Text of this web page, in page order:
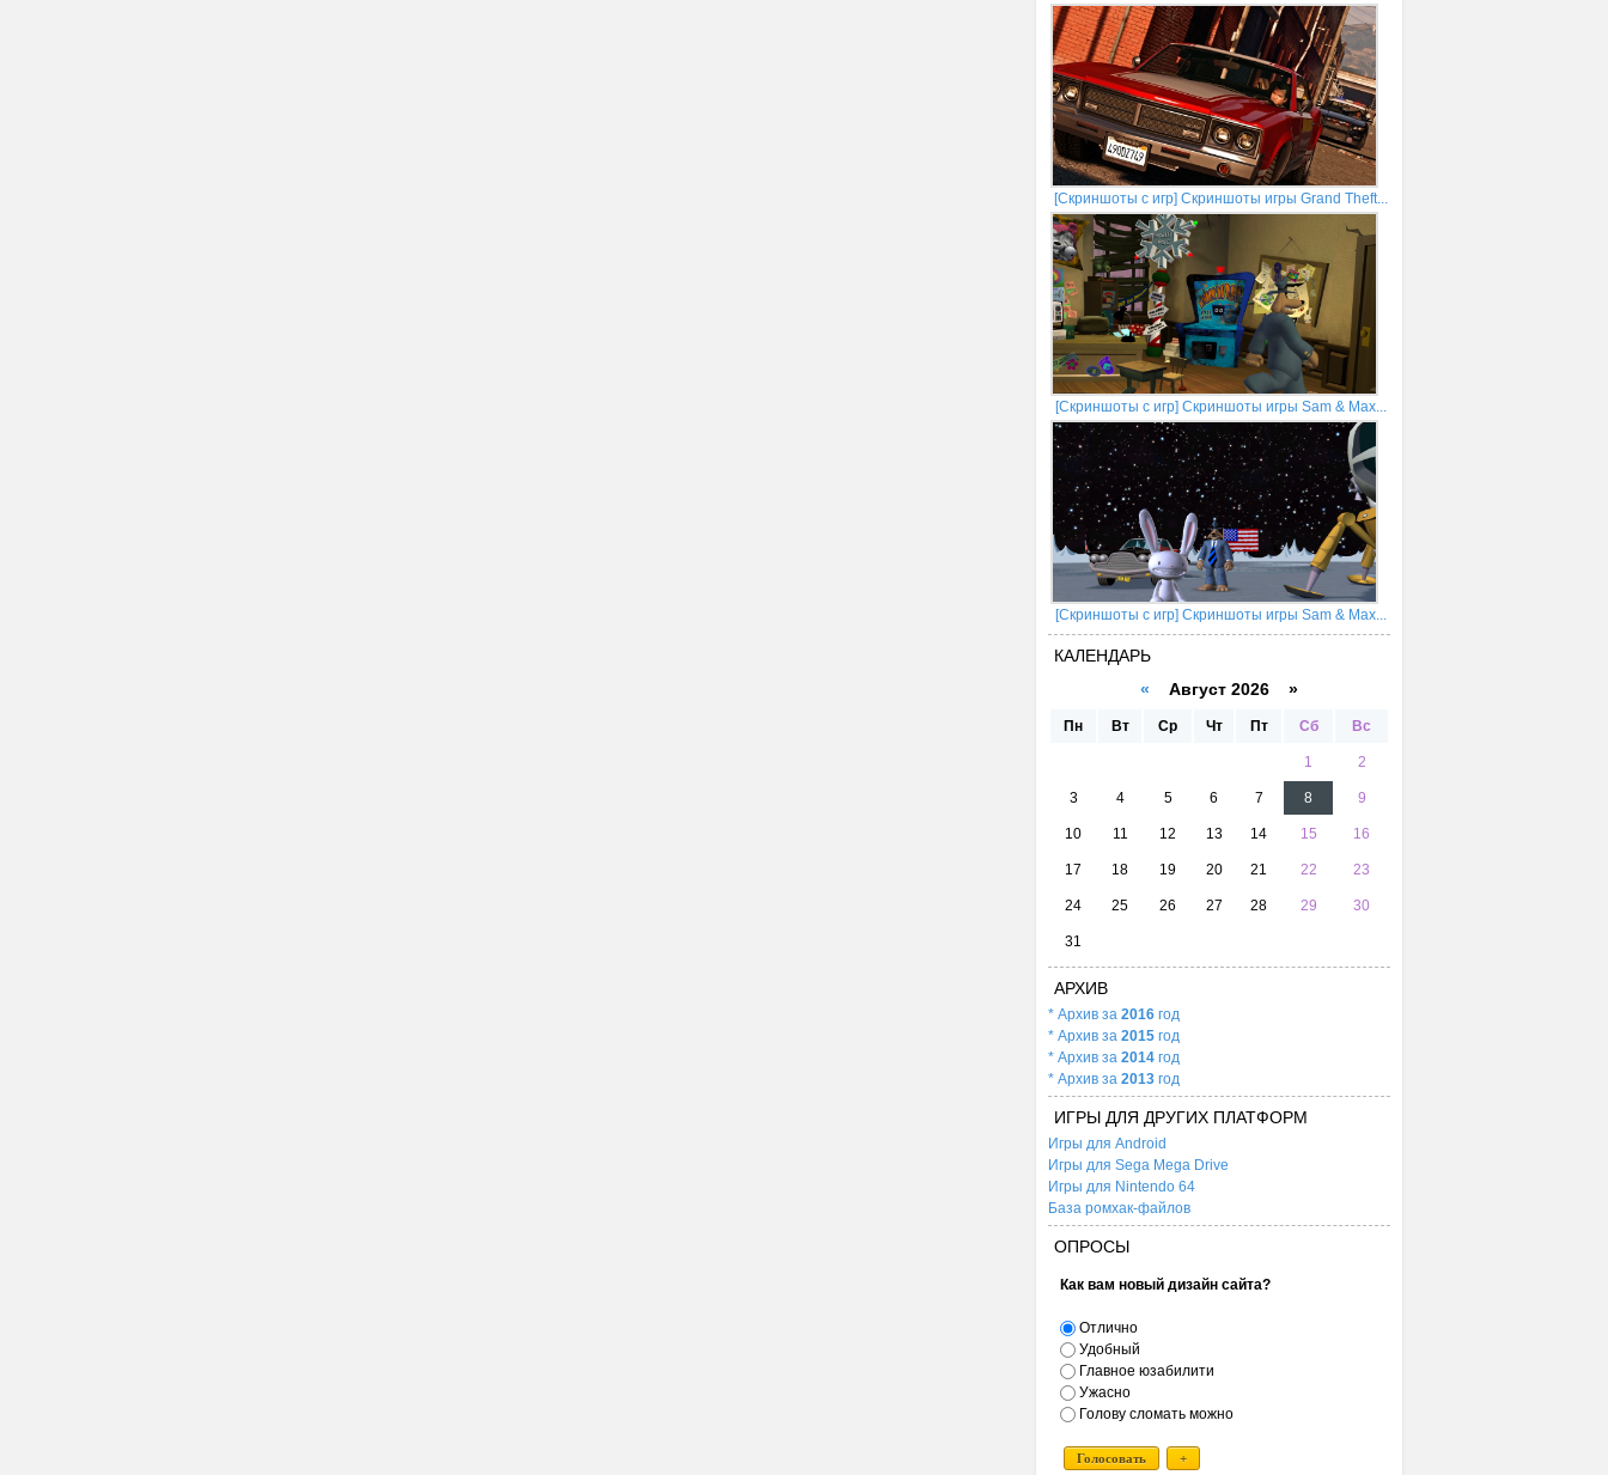
[Скриншоты с игр] Скриншоты игры Grand Theft...
[Скриншоты с игр] Скриншоты игры Sam & Max...
[Скриншоты с игр] Скриншоты игры Sam & Max...
КАЛЕНДАРЬ
« Август 2026 »
Пн Вт Ср Чт Пт Сб Вс
1 2
3 4 5 6 7 8 9
10 11 12 13 14 15 16
17 18 19 20 21 22 23
24 25 26 27 28 29 30
31
АРХИВ
* Архив за 2016 год
* Архив за 2015 год
* Архив за 2014 год
* Архив за 2013 год
ИГРЫ ДЛЯ ДРУГИХ ПЛАТФОРМ
Игры для Android
Игры для Sega Mega Drive
Игры для Nintendo 64
База ромхак-файлов
ОПРОСЫ
Как вам новый дизайн сайта?
Отлично
Удобный
Главное юзабилити
Ужасно
Голову сломать можно
Голосовать +